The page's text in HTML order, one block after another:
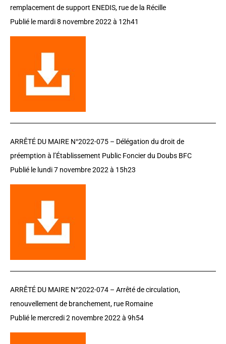
remplacement de support ENEDIS, rue de la Récille
Publié le mardi 8 novembre 2022 à 12h41
ARRÊTÉ DU MAIRE N°2022-075 – Délégation du droit de
préemption à l’Établissement Public Foncier du Doubs BFC
Publié le lundi 7 novembre 2022 à 15h23
ARRÊTÉ DU MAIRE N°2022-074 – Arrêté de circulation,
renouvellement de branchement, rue Romaine
Publié le mercredi 2 novembre 2022 à 9h54